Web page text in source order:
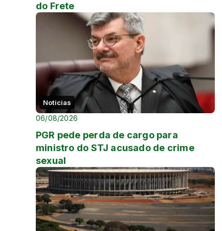
do Frete
Noticias
06/08/2026
PGR pede perda de cargo para
ministro do STJ acusado de crime
sexual